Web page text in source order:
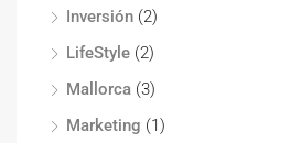
Inversión (2)
LifeStyle (2)
Mallorca (3)
Marketing (1)